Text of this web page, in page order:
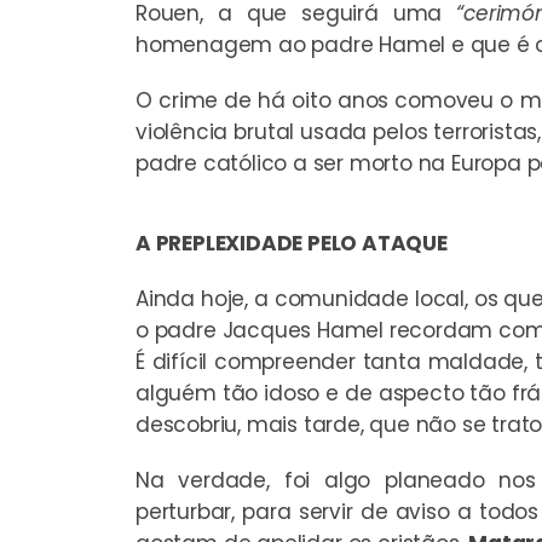
Rouen, a que seguirá uma
homenagem ao padre Hamel e que é
O crime de há oito anos comoveu o
violência brutal usada pelos
padre católico a ser morto na Europa
A PREPLEXIDADE PELO ATAQUE
Ainda hoje, a comunidade local, os
o padre Jacques Hamel recordam
É difícil compreender tanta
alguém tão idoso e de aspecto tão
descobriu, mais tarde, que não se
Na verdade, foi algo planeado
perturbar, para servir de aviso a